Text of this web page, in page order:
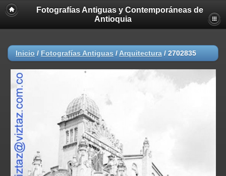
Fotografías Antiguas y Contemporáneas de
Antioquia
Inicio / Fotografías Antiguas / Arquitectura / 2702835